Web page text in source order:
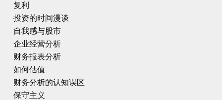
复利
投资的时间漫谈
自我感与股市
企业经营分析
财务报表分析
如何估值
财务分析的认知误区
保守主义